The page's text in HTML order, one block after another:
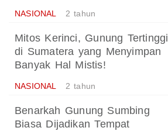
NASIONAL 2 tahun
Mitos Kerinci, Gunung Tertinggi
di Sumatera yang Menyimpan
Banyak Hal Mistis!
NASIONAL 2 tahun
Benarkah Gunung Sumbing
Biasa Dijadikan Tempat